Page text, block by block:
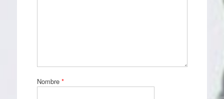
Nombre *